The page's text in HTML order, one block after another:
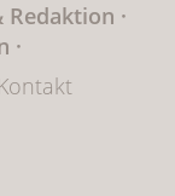
Redaktion ·
·
Kontakt